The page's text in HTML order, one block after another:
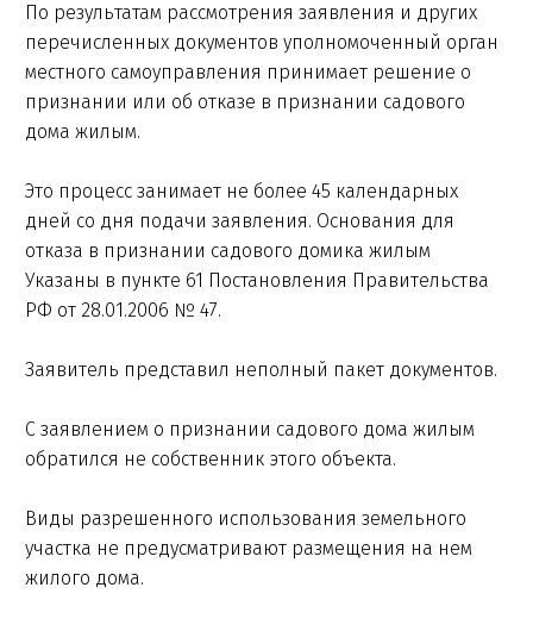
По результатам рассмотрения заявления и других
перечисленных документов уполномоченный орган
местного самоуправления принимает решение о
признании или об отказе в признании садового
дома жилым.
Это процесс занимает не более 45 календарных
дней со дня подачи заявления. Основания для
отказа в признании садового домика жилым
Указаны в пункте 61 Постановления Правительства
РФ от 28.01.2006 № 47.
Заявитель представил неполный пакет документов.
С заявлением о признании садового дома жилым
обратился не собственник этого объекта.
Виды разрешенного использования земельного
участка не предусматривают размещения на нем
жилого дома.